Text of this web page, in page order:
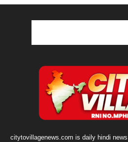
citytovillagenews.com is daily hindi